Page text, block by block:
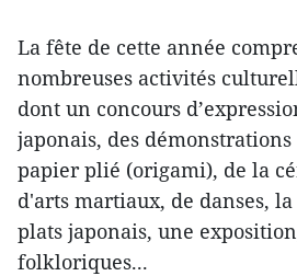
La fête de cette année
nombreuses activités
dont un concours
japonais, des
papier plié (origami), de la
d'arts martiaux, de danses,
plats japonais, une
folkloriques...